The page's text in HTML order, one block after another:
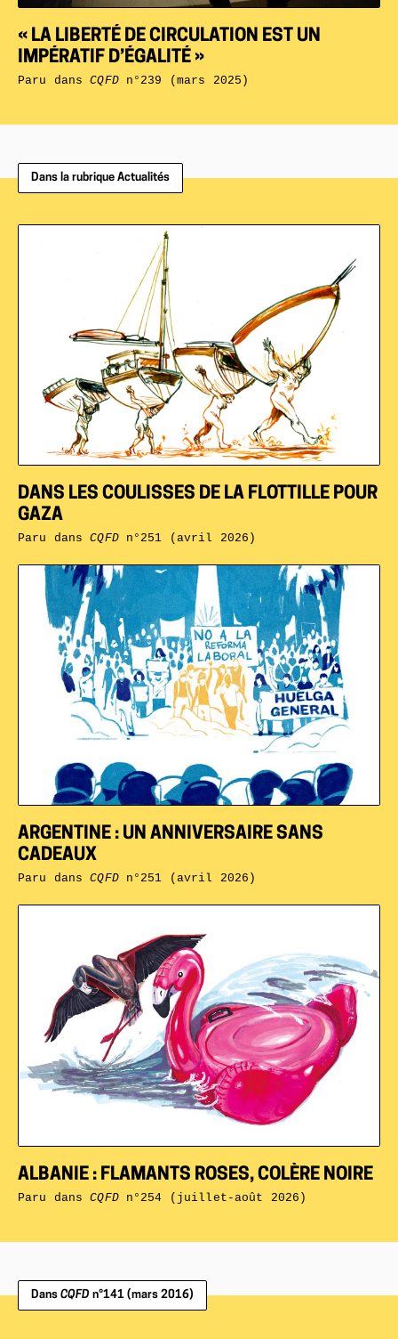
« LA LIBERTÉ DE CIRCULATION EST UN
IMPÉRATIF D’ÉGALITÉ »
Paru dansCQFDn°239 (mars 2025)
Dans la rubrique Actualités
ALBANIE : FLAMANTS ROSES, COLÈRE NOIRE
Paru dansCQFDn°254 (juillet-août 2026)
ARGENTINE : UN ANNIVERSAIRE SANS
CADEAUX
Paru dansCQFDn°251 (avril 2026)
DANS LES COULISSES DE LA FLOTTILLE POUR
GAZA
Paru dansCQFDn°251 (avril 2026)
Dans CQFD n°141 (mars 2016)